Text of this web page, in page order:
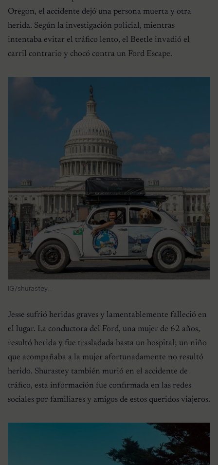
Oregon, el accidente dejó una persona muerta y otra
herida. Según la investigación policial, mientras
intentaba evitar el tráfico lento, el Beetle invadió el
carril contrario y chocó contra un Ford Escape.
IG/shurastey_
Jesse sufrió heridas graves y lamentablemente falleció en
el lugar. La conductora del Ford, una mujer de 62 años,
resultó herida y fue trasladada hasta un hospital; un niño
que acompañaba a la mujer afortunadamente no resultó
herido. Shurastey también murió en el accidente de
tráfico, esta información fue confirmada en las redes
sociales por familiares y amigos de estos queridos viajeros.